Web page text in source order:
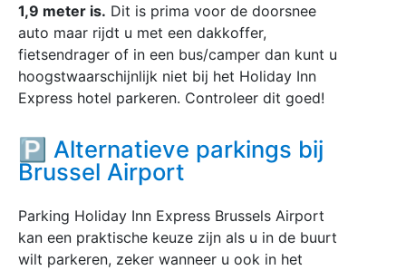
1,9 meter is. Dit is prima voor de doorsnee
auto maar rijdt u met een dakkoffer,
fietsendrager of in een bus/camper dan kunt u
hoogstwaarschijnlijk niet bij het Holiday Inn
Express hotel parkeren. Controleer dit goed!
🅿️ Alternatieve parkings bij
Brussel Airport
Parking Holiday Inn Express Brussels Airport
kan een praktische keuze zijn als u in de buurt
wilt parkeren, zeker wanneer u ook in het